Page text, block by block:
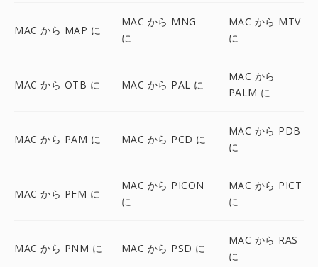
MAC から MAP に
MAC から MNG
に
MAC から MTV
に
MAC から OTB に MAC から PAL に
MAC から
PALM に
MAC から PAM に MAC から PCD に
MAC から PDB
に
MAC から PFM に
MAC から PICON
に
MAC から PICT
に
MAC から PNM に MAC から PSD に
MAC から RAS
に